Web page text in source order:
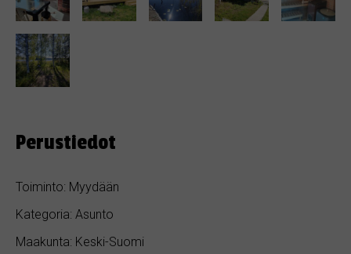
Perustiedot
Toiminto: Myydään
Kategoria: Asunto
Maakunta: Keski-Suomi